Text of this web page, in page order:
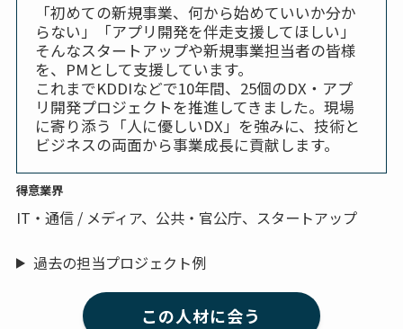
「初めての新規事業、何から始めていいか分か
らない」「アプリ開発を伴走支援してほしい」
そんなスタートアップや新規事業担当者の皆様
を、PMとして支援しています。
これまでKDDIなどで10年間、25個のDX・アプ
リ開発プロジェクトを推進してきました。現場
に寄り添う「人に優しいDX」を強みに、技術と
ビジネスの両面から事業成長に貢献します。
得意業界
IT・通信 / メディア、公共・官公庁、スタートアップ
過去の担当プロジェクト例
この人材に会う